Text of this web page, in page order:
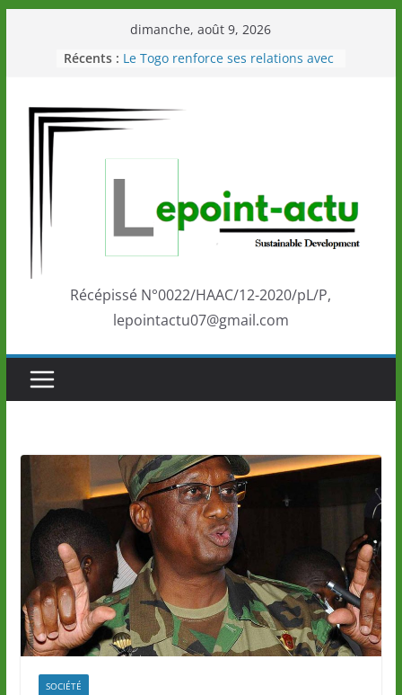
dimanche, août 9, 2026
Récents : Le Togo renforce ses relations avec
Éléphants en Côte d’Ivoire
LOTO DETENTE”, un nouveau tirage
marque de confiance au Togo sur
la scène internationale au-delà des
performances de ses athlètes
Togo: Que retenir de la politique
éducation et de l’ambition de
Récépissé N°0022/HAAC/12-2020/pL/P,
lepointactu07@gmail.com
SOCIÉTÉ